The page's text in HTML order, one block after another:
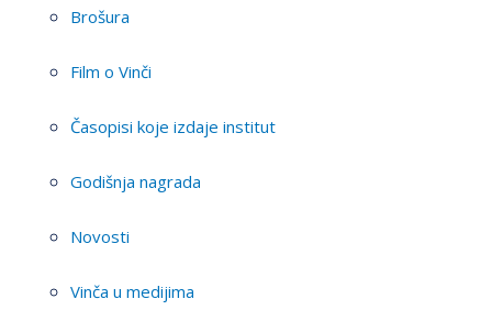
Brošura
Film o Vinči
Časopisi koje izdaje institut
Godišnja nagrada
Novosti
Vinča u medijima